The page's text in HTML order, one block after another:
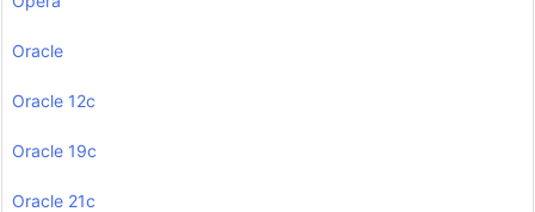
Oracle
Oracle 12c
Oracle 19c
Oracle 21c